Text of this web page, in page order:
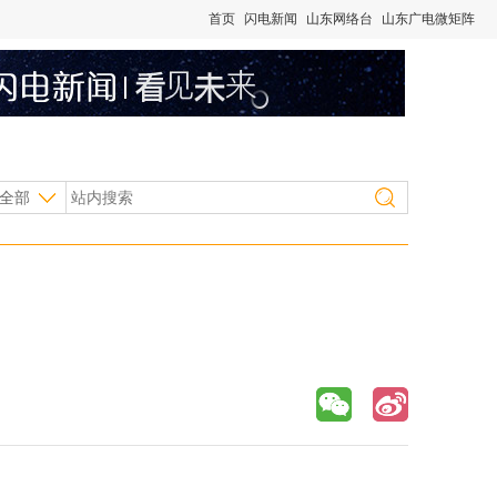
首页 闪电新闻 山东网络台 山东广电微矩阵
部